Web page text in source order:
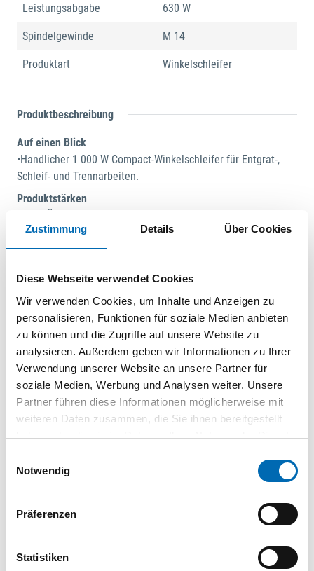
Zustimmung Details Über Cookies
Diese Webseite verwendet Cookies
Wir verwenden Cookies, um Inhalte und Anzeigen zu
personalisieren, Funktionen für soziale Medien anbieten
zu können und die Zugriffe auf unsere Website zu
analysieren. Außerdem geben wir Informationen zu Ihrer
Verwendung unserer Website an unsere Partner für
soziale Medien, Werbung und Analysen weiter. Unsere
Partner führen diese Informationen möglicherweise mit
weiteren Daten zusammen, die Sie ihnen bereitgestellt
haben oder die sie im Rahmen Ihrer Nutzung der Dienste
Notwendig
Präferenzen
Statistiken
Leistungsabgabe 630 W
Spindelgewinde M 14
Produktart Winkelschleifer
Produktbeschreibung
Auf einen Blick
•Handlicher 1 000 W Compact-Winkelschleifer für Entgrat-,
Schleif- und Trennarbeiten.
Produktstärken
•Schneller, werkzeugloser Wechsel von Schleifmitteln:
Schnellspannmutter als Standard im Lieferumfang enthalten.
•Mehr Sicherheit durch integrierten Wiederanlaufschutz.
Lieferumfang
•1 Schutzhaube
•1 werkzeuglose Schnellspannmutter
•1 Handgriff
•1 Schlüssel
Wichtigste Daten
•Robuster Motor für den täglichen Einsatz.
•Kompakt und handlich in der Anwendung dank schmalem
Anwendungsvielfalt.
Betriebsanleitung